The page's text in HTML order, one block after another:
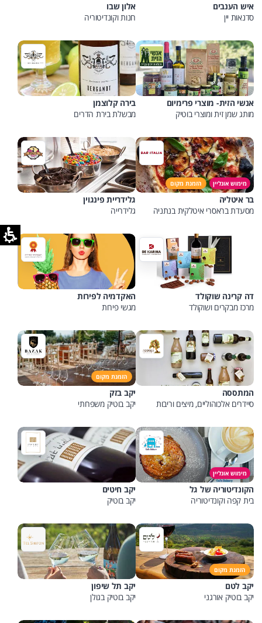
איש הענבים
סדנאות יין
אלון שבו
חנות וקונדיטוריה
אנשי הזית- מוצרי פרימיום
מותג שמן זית ומוצרי בוטיק
בירה קלוצמן
מבשלת בירת הדרים
מימוש אונליין הזמנת מקום
בר איטליה
מסעדת בראסרי איטלקית בנתניה
גלידריית פינגוין
גלידרייה
דה קרינה שוקולד
מרכז מבקרים ושוקולד
האקדמיה לפירות
מגשי פירות
המתססה
סיידרים אלכוהוליים, מיצים וריבות
הזמנת מקום
יקב בזק
יקב בוטיק משפחתי
מימוש אונליין
הקונדיטוריה של גל
בית קפה וקונדיטוריה
יקב חיטים
יקב בוטיק
הזמנת מקום
יקב לטם
יקב בוטיק אורגני
יקב תל שיפון
יקב בוטיק בגולן